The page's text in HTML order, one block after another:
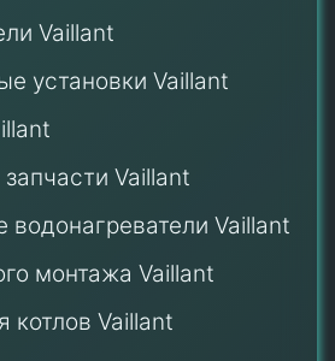
Vaillant
установки Vaillant
Vaillant
водонагреватели Vaillant
монтажа Vaillant
Vaillant